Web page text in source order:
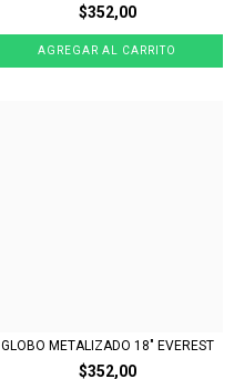
$352,00
GLOBO METALIZADO 18" EVEREST
$352,00